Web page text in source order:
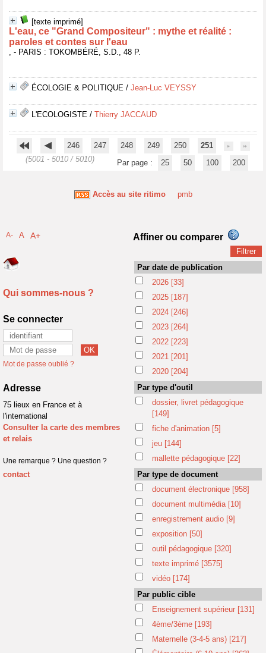
[texte imprimé]
L'eau, ce "Grand Compositeur" : mythe et réalité :
paroles et contes sur l'eau
, - PARIS : TOKOMBÉRÉ, S.D., 48 P.
ÉCOLOGIE & POLITIQUE / Jean-Luc VEYSSY
L'ECOLOGISTE / Thierry JACCAUD
246 247 248 249 250
251
(5001 - 5010 / 5010)
Par page : 25 50 100 200
Accès au site ritimo pmb
A- A A+
Qui sommes-nous ?
Se connecter
Mot de passe oublié ?
Adresse
75 lieux en France et à
l'international
Consulter la carte des membres
et relais
Une remarque ? Une question ?
contact
Affiner ou comparer
Par date de publication
2026 [33]
2025 [187]
2024 [246]
2023 [264]
2022 [223]
2021 [201]
2020 [204]
Par type d'outil
dossier, livret pédagogique
[149]
fiche d'animation [5]
jeu [144]
mallette pédagogique [22]
Par type de document
document électronique [958]
document multimédia [10]
enregistrement audio [9]
exposition [50]
outil pédagogique [320]
texte imprimé [3575]
vidéo [174]
Par public cible
Enseignement supérieur [131]
4ème/3ème [193]
Maternelle (3-4-5 ans) [217]